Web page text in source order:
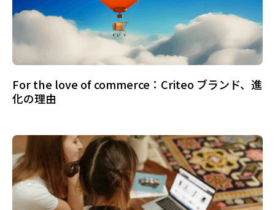
For the love of commerce：Criteo ブランド、進
化の理由